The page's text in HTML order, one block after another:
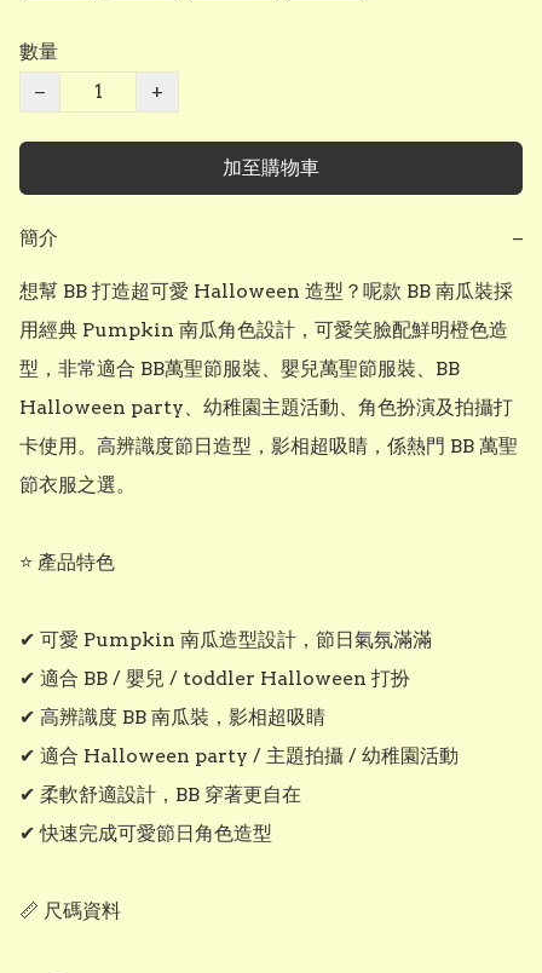
數量
−
+
加至購物車
簡介 −
想幫 BB 打造超可愛 Halloween 造型？呢款 BB 南瓜裝採
用經典 Pumpkin 南瓜角色設計，可愛笑臉配鮮明橙色造
型，非常適合 BB萬聖節服裝、嬰兒萬聖節服裝、BB
Halloween party、幼稚園主題活動、角色扮演及拍攝打
卡使用。高辨識度節日造型，影相超吸睛，係熱門 BB 萬聖
節衣服之選。
⭐ 產品特色
✔ 可愛 Pumpkin 南瓜造型設計，節日氣氛滿滿
✔ 適合 BB / 嬰兒 / toddler Halloween 打扮
✔ 高辨識度 BB 南瓜裝，影相超吸睛
✔ 適合 Halloween party / 主題拍攝 / 幼稚園活動
✔ 柔軟舒適設計，BB 穿著更自在
✔ 快速完成可愛節日角色造型
📏 尺碼資料